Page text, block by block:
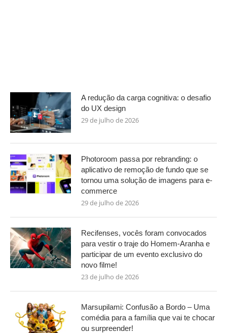
A redução da carga cognitiva: o desafio
do UX design
29 de julho de 2026
Photoroom passa por rebranding: o
aplicativo de remoção de fundo que se
tornou uma solução de imagens para e-
commerce
29 de julho de 2026
Recifenses, vocês foram convocados
para vestir o traje do Homem-Aranha e
participar de um evento exclusivo do
novo filme!
23 de julho de 2026
Marsupilami: Confusão a Bordo – Uma
comédia para a família que vai te chocar
ou surpreender!